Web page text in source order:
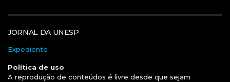
JORNAL DA UNESP
Expediente
Política de uso
A reprodução de conteúdos é livre desde que sejam